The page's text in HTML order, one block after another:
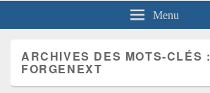
Menu
ARCHIVES DES MOTS-CLÉS :
FORGENEXT